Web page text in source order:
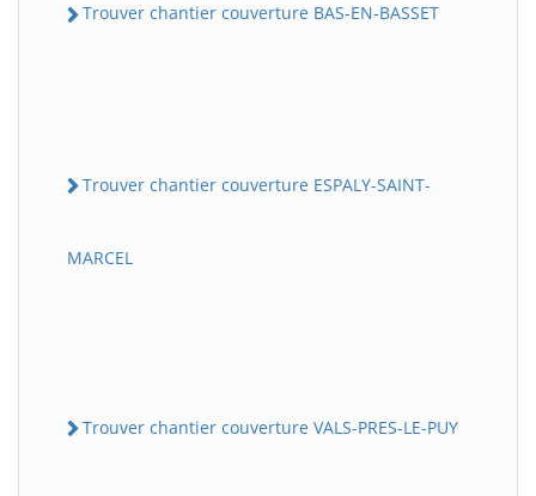
Trouver chantier couverture BAS-EN-BASSET
Trouver chantier couverture ESPALY-SAINT-
MARCEL
Trouver chantier couverture VALS-PRES-LE-PUY